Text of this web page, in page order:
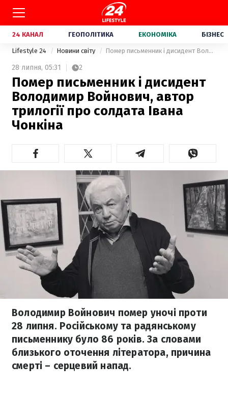
24 КАНАЛ ГЕОПОЛІТИКА ЕКОНОМІКА БІЗНЕС
Lifestyle 24 Новини світу Помер письменник і дисидент Володимир Войнович, автор трилогії про солдата Івана Чонкіна
28 липня, 05:31 2
Помер письменник і дисидент
Володимир Войнович, автор
трилогії про солдата Івана
Чонкіна
Володимир Войнович помер уночі проти
28 липня. Російському та радянському
письменнику було 86 років. За словами
близького оточення літератора, причина
смерті – серцевий напад.